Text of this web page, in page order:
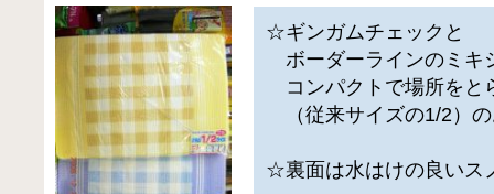
☆ギンガムチェックと
ボーダーラインのミキ
コンパクトで場所をと
（従来サイズの1/2）
☆裏面は水はけの良いス